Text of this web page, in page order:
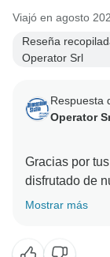
Viajó en agosto
Reseña
Operator Srl
Respuesta
Operator
Gracias por
disfrutado de
Mostrar más